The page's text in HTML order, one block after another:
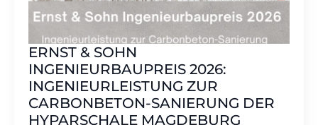
ERNST & SOHN
INGENIEURBAUPREIS 2026:
INGENIEURLEISTUNG ZUR
CARBONBETON-SANIERUNG DER
HYPARSCHALE MAGDEBURG